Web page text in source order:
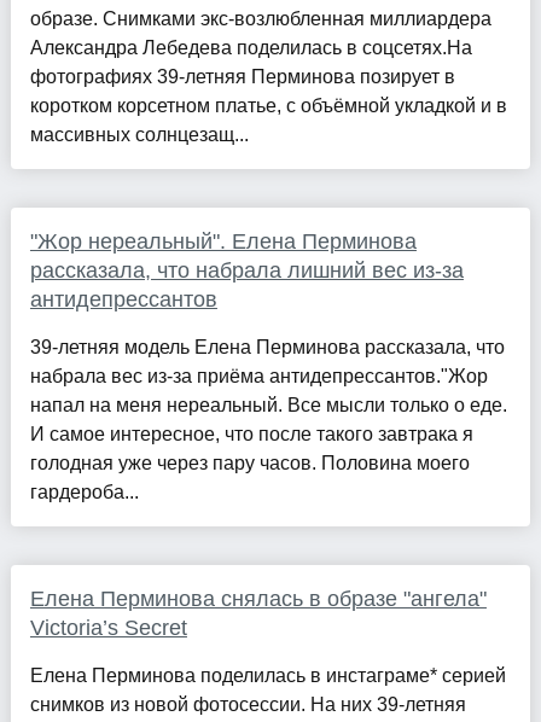
образе. Снимками экс-возлюбленная миллиардера
Александра Лебедева поделилась в соцсетях.На
фотографиях 39-летняя Перминова позирует в
коротком корсетном платье, с объёмной укладкой и в
массивных солнцезащ...
"Жор нереальный". Елена Перминова
рассказала, что набрала лишний вес из-за
антидепрессантов
39-летняя модель Елена Перминова рассказала, что
набрала вес из-за приёма антидепрессантов."Жор
напал на меня нереальный. Все мысли только о еде.
И самое интересное, что после такого завтрака я
голодная уже через пару часов. Половина моего
гардероба...
Елена Перминова снялась в образе "ангела"
Victoria’s Secret
Елена Перминова поделилась в инстаграме* серией
снимков из новой фотосессии. На них 39-летняя